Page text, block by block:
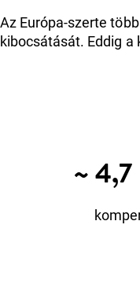
Az Európa-szerte
kibocsátását. Eddig
~ 4,7